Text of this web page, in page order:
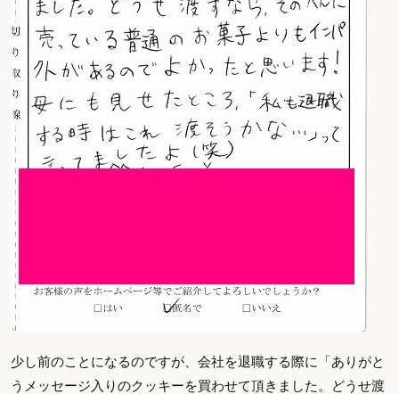
少し前のことになるのですが、会社を退職する際に「ありがと
うメッセージ入りのクッキーを買わせて頂きました。どうせ渡